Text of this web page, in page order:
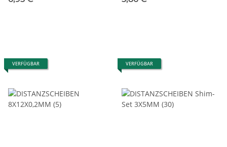
VERFÜGBAR VERFÜGBAR